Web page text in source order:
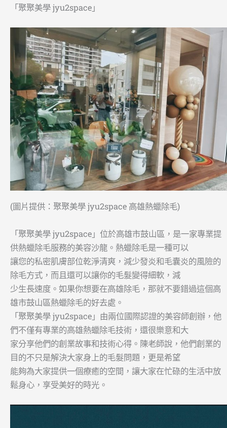
「聚聚美學 jyu2space」
(圖片提供：聚聚美學 jyu2space 高雄熱蠟除毛)
「聚聚美學 jyu2space」位於高雄市鼓山區，是一家專業提
供熱蠟除毛服務的美容沙龍。熱蠟除毛是一種可以
讓您的私密肌膚部位乾淨清爽，減少發炎和毛囊炎的風險的
除毛方式，而且還可以讓你的毛髮變得細軟，減
少生長速度。如果你想要在高雄除毛，那就不要錯過這個高
雄市鼓山區熱蠟除毛的好去處。
「聚聚美學 jyu2space」由兩位國際認證的美容師創辦，他
們不僅有專業的高雄熱蠟除毛技術，還很樂意和大
家分享他們的創業故事和技術心得。陳老師說，他們創業的
目的不只是解決大家身上的毛髮問題，更是希望
能夠為大家提供一個療癒的空間，讓大家在忙碌的生活中放
鬆身心，享受美好的時光。